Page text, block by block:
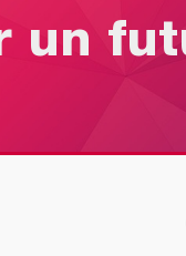
un